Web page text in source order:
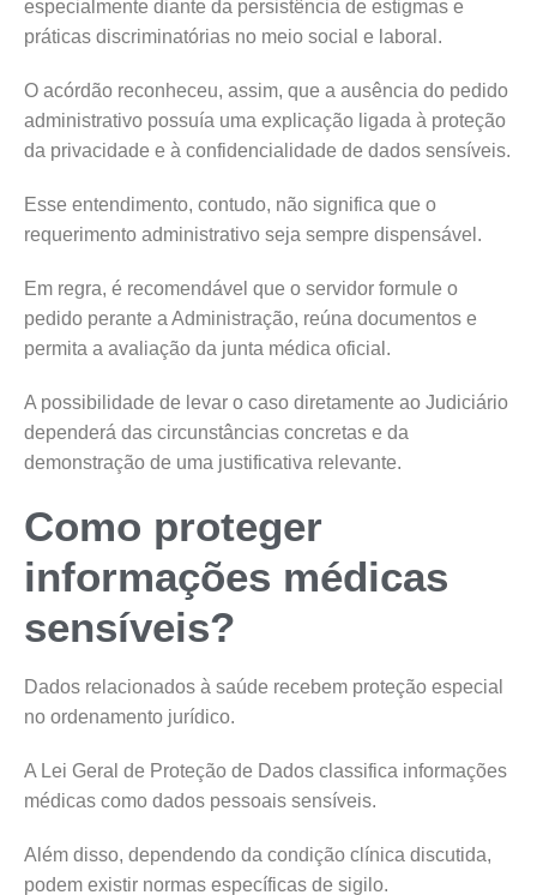
especialmente diante da persistência de estigmas e
práticas discriminatórias no meio social e laboral.
O acórdão reconheceu, assim, que a ausência do pedido
administrativo possuía uma explicação ligada à proteção
da privacidade e à confidencialidade de dados sensíveis.
Esse entendimento, contudo, não significa que o
requerimento administrativo seja sempre dispensável.
Em regra, é recomendável que o servidor formule o
pedido perante a Administração, reúna documentos e
permita a avaliação da junta médica oficial.
A possibilidade de levar o caso diretamente ao Judiciário
dependerá das circunstâncias concretas e da
demonstração de uma justificativa relevante.
Como proteger
informações médicas
sensíveis?
Dados relacionados à saúde recebem proteção especial
no ordenamento jurídico.
A Lei Geral de Proteção de Dados classifica informações
médicas como dados pessoais sensíveis.
Além disso, dependendo da condição clínica discutida,
podem existir normas específicas de sigilo.